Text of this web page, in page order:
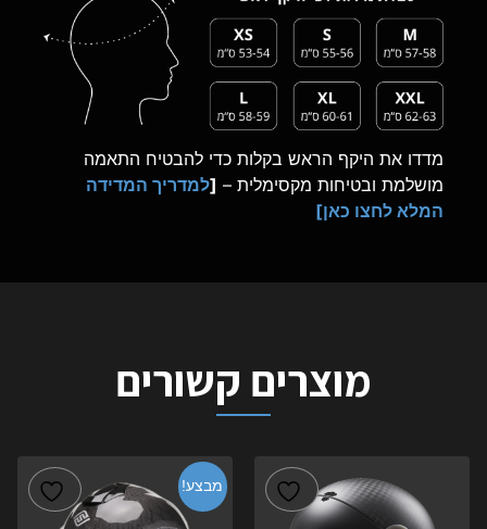
מדדו את היקף הראש בקלות כדי להבטיח התאמה
מושלמת ובטיחות מקסימלית – [למדריך המדידה
המלא לחצו כאן]
מוצרים קשורים
מבצע!